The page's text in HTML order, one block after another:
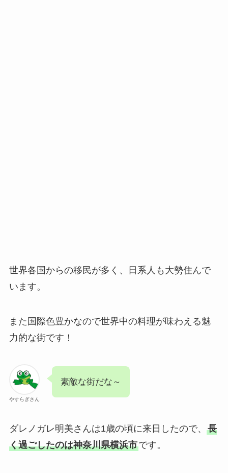
世界各国からの移民が多く、日系人も大勢住んで
います。
また国際色豊かなので世界中の料理が味わえる魅
力的な街です！
やすらぎさん
素敵な街だな～
ダレノガレ明美さんは1歳の頃に来日したので、 長
く過ごしたのは神奈川県横浜市です。